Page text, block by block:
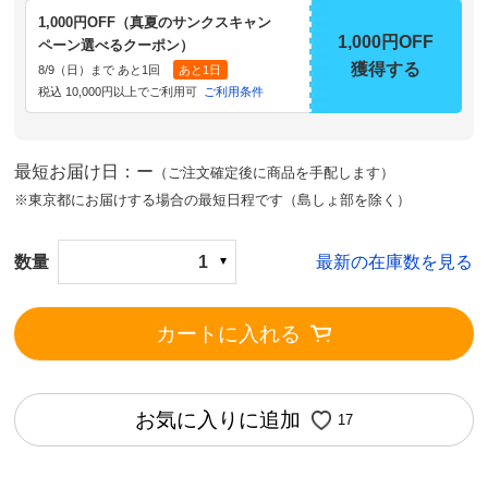
1,000円OFF（真夏のサンクスキャン
ペーン選べるクーポン）
8/9（日）まで あと1回
あと1日
税込 10,000円以上でご利用可
ご利用条件
1,000円OFF
獲得する
最短お届け日：ー （ご注文確定後に商品を手配します）
※東京都にお届けする場合の最短日程です（島しょ部を除く）
数量 1 最新の在庫数を見る
カートに入れる
お気に入りに追加 17